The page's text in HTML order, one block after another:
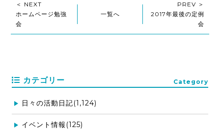
＜ NEXT
ホームページ勉強
会
一覧へ
PREV ＞
2017年最後の定例
会
カテゴリー Category
日々の活動日記(1,124)
イベント情報(125)